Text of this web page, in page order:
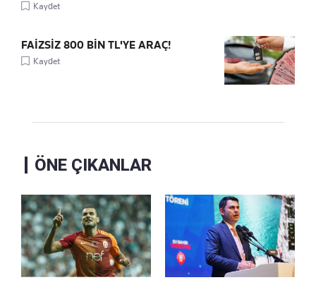
Kaydet
FAİZSİZ 800 BİN TL'YE ARAÇ!
Kaydet
ÖNE ÇIKANLAR